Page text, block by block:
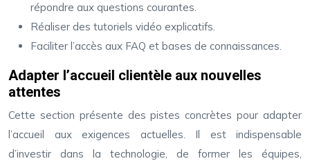
répondre aux questions courantes.
Réaliser des tutoriels vidéo explicatifs.
Faciliter l’accès aux FAQ et bases de connaissances.
Adapter l’accueil clientèle aux nouvelles
attentes
Cette section présente des pistes concrètes pour adapter
l’accueil aux exigences actuelles. Il est indispensable
d’investir dans la technologie, de former les équipes,